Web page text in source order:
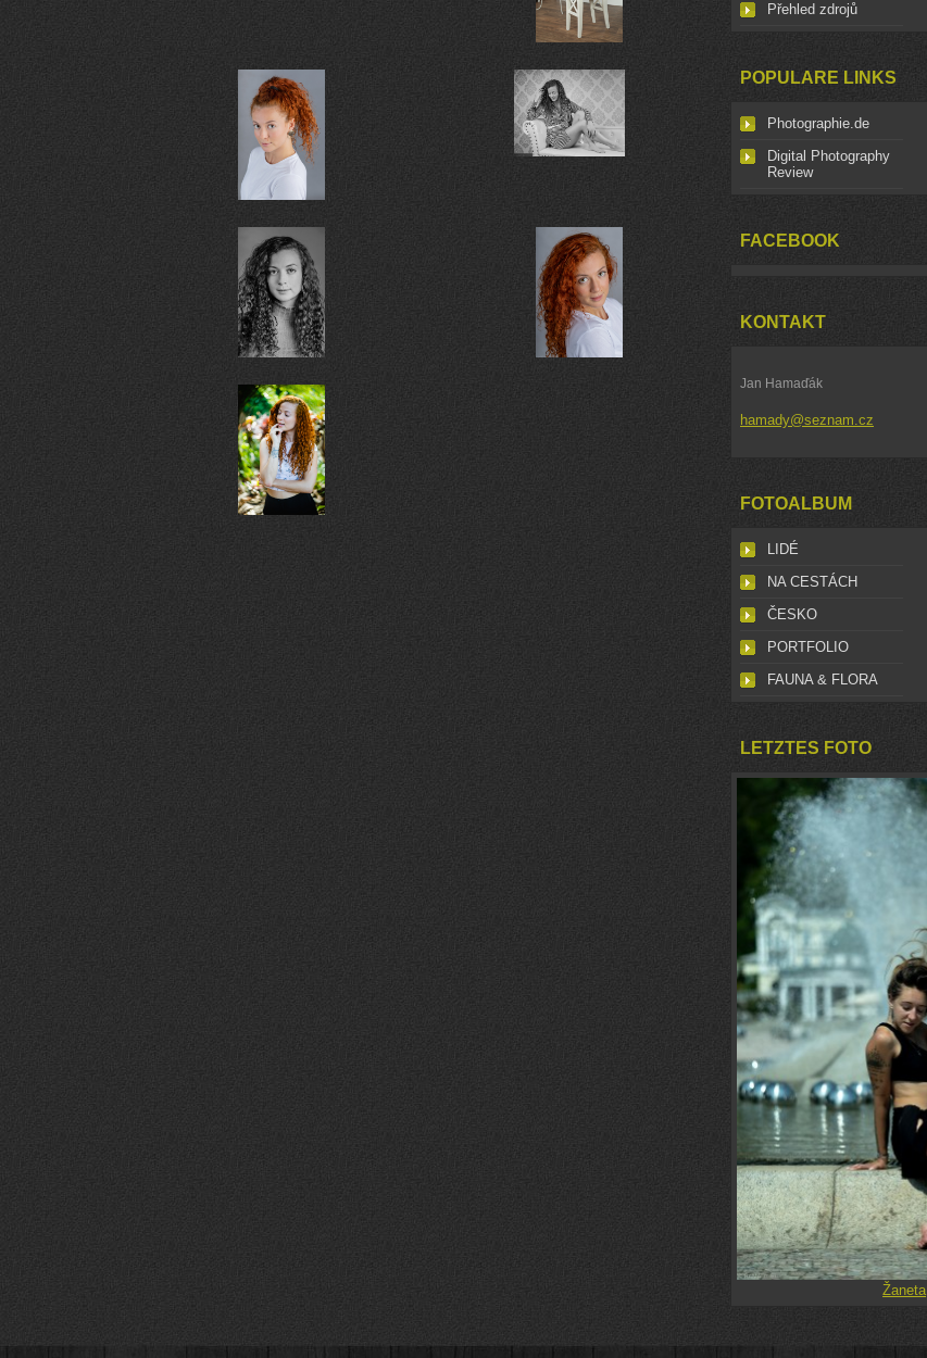
Přehled zdrojů
POPULARE LINKS
Photographie.de
Digital Photography
Review
FACEBOOK
KONTAKT
Jan Hamaďák
hamady@seznam.cz
FOTOALBUM
LIDÉ
NA CESTÁCH
ČESKO
PORTFOLIO
FAUNA & FLORA
LETZTES FOTO
Žaneta